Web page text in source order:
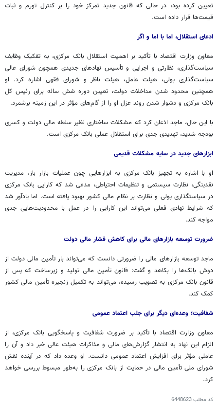
تعیین کرده بود، در حالی که قانون جدید تمرکز خود را بر کنترل تورم و ثبات
قیمت‌ها قرار داده است.
ادعای استقلال، اما با اما و اگر
معاون وزارت اقتصاد با تأکید بر اهمیت استقلال بانک مرکزی، به تفکیک وظایف
سیاست‌گذاری، نظارتی و اجرایی و تأسیس نهادهای جدیدی همچون شورای عالی
سیاست‌گذاری پولی، هیئت عامل، هیئت ناظر و شورای فقهی اشاره کرد. او
همچنین محدود شدن مداخلات دولت، تعیین دوره شش ساله برای رئیس کل
بانک مرکزی و دشوار شدن روند عزل او را از گام‌های مؤثر در این زمینه برشمرد.
با این حال، ماجد اذعان کرد که مشکلات ساختاری نظیر سلطه مالی دولت و کسری
بودجه شدید، تهدیدی جدی برای استقلال عملی بانک مرکزی است.
ابزارهای جدید در سایه مشکلات قدیمی
او با اشاره به تجهیز بانک مرکزی به ابزارهایی چون عملیات بازار باز، مدیریت
نقدینگی، نظارت سیستمی و تنظیمات احتیاطی، مدعی شد که کارایی بانک مرکزی
در سیاستگذاری پولی و نظارت بر نظام مالی کشور بهبود یافته است. اما یادآور شد
که شرایط نهادی فعلی می‌تواند این کارایی را در عمل با محدودیت‌هایی جدی
مواجه کند.
ضرورت توسعه بازارهای مالی برای کاهش فشار مالی دولت
ماجد توسعه بازارهای مالی را ضرورتی دانست که می‌تواند بار تأمین مالی دولت از
دوش بانک‌ها را بکاهد و گفت: قانون تأمین مالی تولید و زیرساخت که پس از
قانون بانک مرکزی به تصویب رسیده، می‌تواند به تکمیل زنجیره تأمین مالی کشور
کمک کند.
شفافیت؛ وعده‌ای دیگر برای جلب اعتماد عمومی
معاون وزارت اقتصاد با تأکید بر ضرورت شفافیت و پاسخگویی بانک مرکزی، از
الزام این نهاد به انتشار گزارش‌های مالی و مذاکرات هیئت عالی خبر داد و آن را
عاملی مؤثر برای افزایش اعتماد عمومی دانست. او وعده داد که در آینده نقش
شورای ملی تأمین مالی در حمایت از بانک مرکزی را به‌طور مبسوط بررسی خواهد
کرد.
کد مطلب6448623